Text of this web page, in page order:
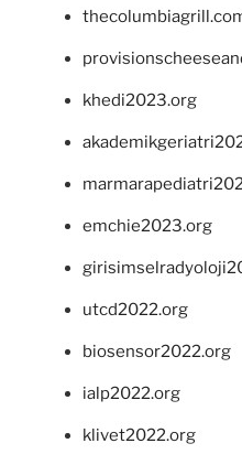
khedi2023.org
emchie2023.org
utcd2022.org
biosensor2022.org
ialp2022.org
klivet2022.org